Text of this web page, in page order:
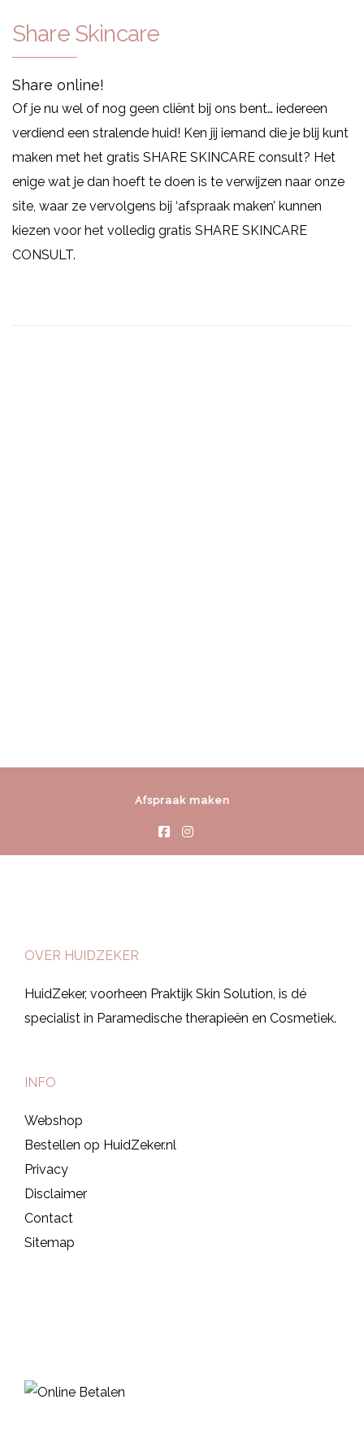
Share Skincare
Share online!
Of je nu wel of nog geen cliënt bij ons bent… iedereen
verdiend een stralende huid! Ken jij iemand die je blij kunt
maken met het gratis SHARE SKINCARE consult? Het
enige wat je dan hoeft te doen is te verwijzen naar onze
site, waar ze vervolgens bij ‘afspraak maken’ kunnen
kiezen voor het volledig gratis SHARE SKINCARE
CONSULT.
Afspraak maken
OVER HUIDZEKER
HuidZeker, voorheen Praktijk Skin Solution, is dé
specialist in Paramedische therapieën en Cosmetiek.
INFO
Webshop
Bestellen op HuidZeker.nl
Privacy
Disclaimer
Contact
Sitemap